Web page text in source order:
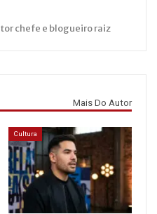
chefe e blogueiro raiz
Mais Do Autor
Cultura